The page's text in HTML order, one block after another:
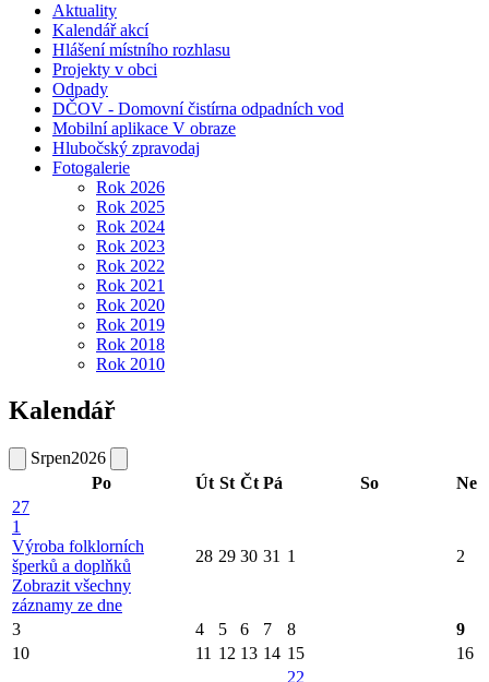
Aktuality
Kalendář akcí
Hlášení místního rozhlasu
Projekty v obci
Odpady
DČOV - Domovní čistírna odpadních vod
Mobilní aplikace V obraze
Hlubočský zpravodaj
Fotogalerie
Rok 2026
Rok 2025
Rok 2024
Rok 2023
Rok 2022
Rok 2021
Rok 2020
Rok 2019
Rok 2018
Rok 2010
Kalendář
Srpen2026
Po
Út St Čt Pá So
Ne
27
1
Výroba folklorních
šperků a doplňků
Zobrazit všechny
záznamy ze dne
28 29 30 31 1 2
3 4 5 6 7 8
9
10
11 12 13 14 15
16
22